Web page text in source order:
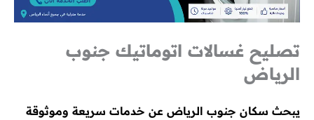
تصليح غسالات اتوماتيك جنوب
الرياض
يبحث سكان جنوب الرياض عن خدمات سريعة وموثوقة